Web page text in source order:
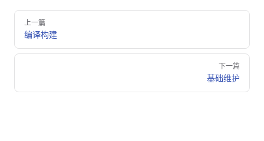
Pager
上一篇
编译构建
下一篇
基础维护